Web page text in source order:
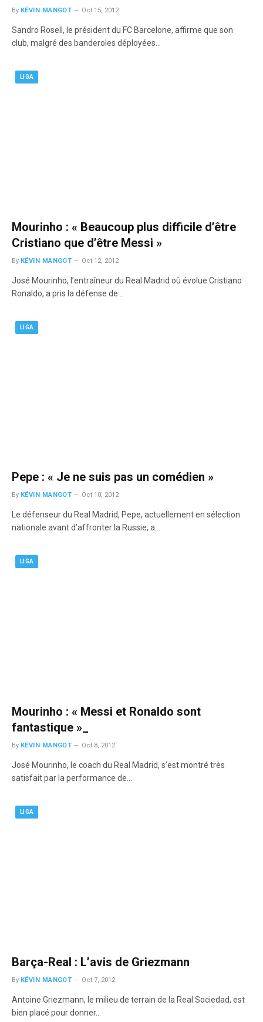
By KÉVIN MANGOT Oct 15, 2012
Sandro Rosell, le président du FC Barcelone, affirme que son
club, malgré des banderoles déployées…
LIGA
Mourinho : « Beaucoup plus difficile d’être
Cristiano que d’être Messi »
By KÉVIN MANGOT Oct 12, 2012
José Mourinho, l’entraîneur du Real Madrid où évolue Cristiano
Ronaldo, a pris la défense de…
LIGA
Pepe : « Je ne suis pas un comédien »
By KÉVIN MANGOT Oct 10, 2012
Le défenseur du Real Madrid, Pepe, actuellement en sélection
nationale avant d’affronter la Russie, a…
LIGA
Mourinho : « Messi et Ronaldo sont
fantastique »_
By KÉVIN MANGOT Oct 8, 2012
José Mourinho, le coach du Real Madrid, s’est montré très
satisfait par la performance de…
LIGA
Barça-Real : L’avis de Griezmann
By KÉVIN MANGOT Oct 7, 2012
Antoine Griezmann, le milieu de terrain de la Real Sociedad, est
bien placé pour donner…